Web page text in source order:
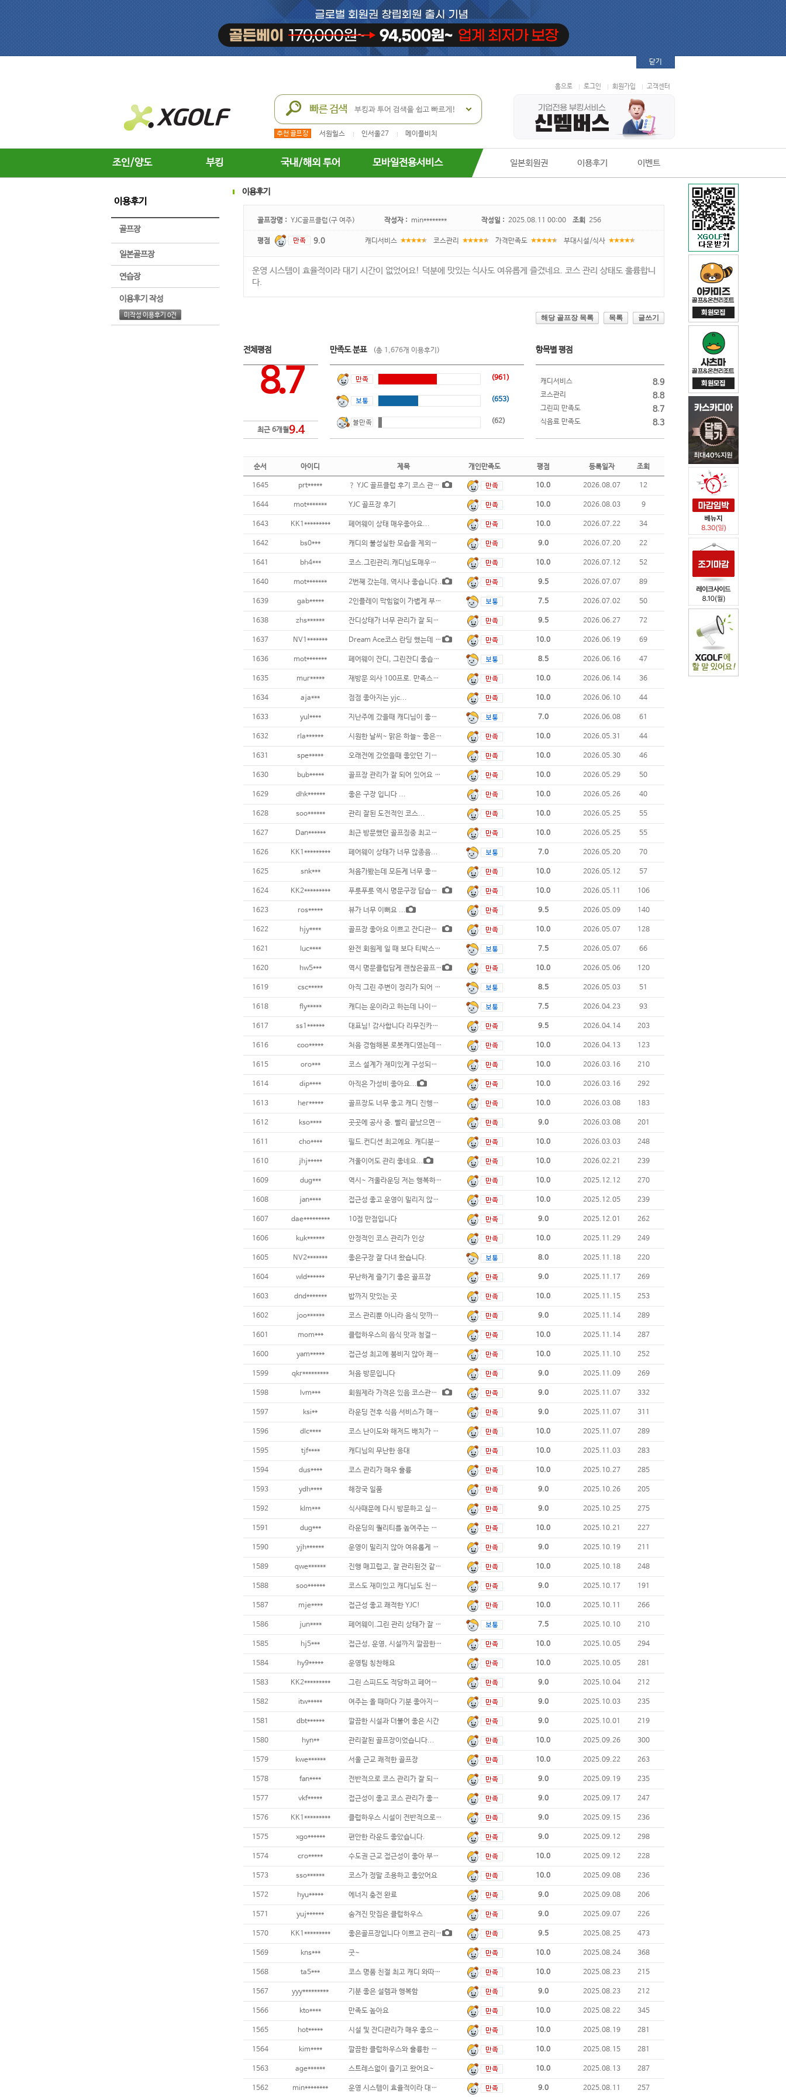
닫기
서원힐스 인서울27 메이플비치
홈으로 로그인 회원가입 고객센터
조인/양도 부킹 국내/해외 투어 모바일전용서비스 일본회원권 이용후기 이벤트
이용후기
골프장
일본골프장
연습장
이용후기 작성
미작성 이용후기 0건
이용후기
골프장명 : YJC골프클럽(구 여주) 작성자 : min******** 작성일 : 2025.08.11 00:00 조회 256
평점 9.0 캐디서비스 코스관리 가격만족도 부대시설/식사
운영 시스템이 효율적이라 대기 시간이 없었어요! 덕분에 맛있는 식사도 여유롭게 즐겼네요. 코스 관리 상태도 훌륭합니
다.
해당 골프장 목록 목록 글쓰기
전체평점
8.7
최근 6개월9.4
만족도 분표 (총 1,676개 이용후기)
(961)
(653)
(62)
항목별 평점
캐디서비스 8.9
코스관리 8.8
그린피 만족도 8.7
식음료 만족도 8.3
순서 아이디 제목 개인만족도 평점 등록일자 조회
1645 prt***** ？ YJC 골프클럽 후기 코스 관리가 깔끔 10.0 2026.08.07 12
1644 mot******* YJC 골프장 후기 10.0 2026.08.03 9
1643 KK1********* 페어웨이 상태 매우좋아요... 10.0 2026.07.22 34
1642 bs0*** 캐디의 불성실한 모습을 제외하고는 모든것이 9.0 2026.07.20 22
1641 bh4*** 코스.그린관리.캐디님도매우만족스러윘고 ㅎ그 10.0 2026.07.12 52
1640 mot******* 2번째 갔는데, 역시나 좋습니다.. 9.5 2026.07.07 89
1639 gab***** 2인플레이 막힘없이 가볍게 부담없이 치기 좋 7.5 2026.07.02 50
1638 zhs****** 잔디상태가 너무 관리가 잘 되어 있고 직원분 9.5 2026.06.27 72
1637 NV1******* Dream Ace코스 란딩 했는데 코스관리 10.0 2026.06.19 69
1636 mot******* 페어웨이 잔디, 그린잔디 좋습니다... 8.5 2026.06.16 47
1635 mur***** 재방문 의사 100프로. 만족스러운 라운딩이 10.0 2026.06.14 36
1634 aja*** 점점 좋아지는 yjc... 10.0 2026.06.10 44
1633 yul**** 지난주에 갔을때 캐디님이 좋으셔서 이번주에 7.0 2026.06.08 61
1632 rla****** 시원한 날씨~ 맑은 하늘~ 좋은 사람들~ 10.0 2026.05.31 44
1631 spe***** 오래전에 갔었을때 좋았던 기억이 있어 다시 10.0 2026.05.30 46
1630 bub***** 골프장 관리가 잘 되어 있어요 캐디님도 친 10.0 2026.05.29 50
1629 dhk****** 좋은 구장 입니다 ... 10.0 2026.05.26 40
1628 soo****** 관리 잘된 도전적인 코스... 10.0 2026.05.25 55
1627 Dan****** 최근 방문했던 골프징중 최고네요. 9홀 2인 10.0 2026.05.25 55
1626 KK1********* 페어웨이 상태가 너무 않종음... 7.0 2026.05.20 70
1625 snk*** 처음가봤는데 모든게 너무 좋아요. ... 10.0 2026.05.12 57
1624 KK2********* 푸릇푸릇 역시 명문구장 답습니다.케디분들도 10.0 2026.05.11 106
1623 ros***** 뷰가 너무 이뻐요 ... 9.5 2026.05.09 140
1622 hjy**** 골프장 좋아요 이쁘고 잔디관리 잘되있어요.. 10.0 2026.05.07 128
1621 luc**** 완전 회원제 일 때 보다 티박스, 페 7.5 2026.05.07 66
1620 hw5*** 역시 명문클럽답게 괜찮은골프장입니다... 10.0 2026.05.06 120
1619 csc***** 아직 그린 주변이 정리가 되어 있지 않아요. 8.5 2026.05.03 51
1618 fly***** 캐디는 운이라고 하는데 나이는 있지만 요령 7.5 2026.04.23 93
1617 ss1****** 대표님! 감사합니다 리무진카트... 9.5 2026.04.14 203
1616 coo***** 처음 경험해본 로봇캐디였는데 사용하는데 불편 10.0 2026.04.13 123
1615 oro*** 코스 설계가 재미있게 구성되어 있어요... 10.0 2026.03.16 210
1614 dip**** 아직은 가성비 좋아요... 10.0 2026.03.16 292
1613 her***** 골프장도 너무 좋고 캐디 진행도 원활했습니다 10.0 2026.03.08 183
1612 kso**** 곳곳에 공사 중. 빨리 끝났으면 좋겠다. 끝 9.0 2026.03.08 201
1611 cho**** 필드.컨디션 최고에요. 캐디분도 친절하시고 10.0 2026.03.03 248
1610 jhj***** 겨울이어도 관리 좋네요... 10.0 2026.02.21 239
1609 dug*** 역시~ 겨울라운딩 저는 행복하네요~... 10.0 2025.12.12 270
1608 jan**** 접근성 좋고 운영이 밀리지 않아 쾌적합니다 10.0 2025.12.05 239
1607 dae********* 10점 만점입니다 9.0 2025.12.01 262
1606 kuk****** 안정적인 코스 관리가 인상 10.0 2025.11.29 249
1605 NV2******* 좋은구장 잘 다녀 왔습니다. 8.0 2025.11.18 220
1604 wld****** 무난하게 즐기기 좋은 골프장 9.0 2025.11.17 269
1603 dnd******* 밥까지 맛있는 곳 10.0 2025.11.15 253
1602 joo****** 코스 관리뿐 아니라 음식 맛까지 완벽! 9.0 2025.11.14 289
1601 mom*** 클럽하우스의 음식 맛과 청결도 모두 최상 10.0 2025.11.14 287
1600 yam***** 접근성 최고에 붐비지 않아 쾌적한 라운드였습 10.0 2025.11.10 252
1599 qkr********* 처음 방문입니다 9.0 2025.11.09 269
1598 lvm*** 회원제라 가격은 있음 코스관리 잘되어있고 9.0 2025.11.07 332
1597 ksi** 라운딩 전후 식음 서비스가 매우 만족스러웠습 9.0 2025.11.07 311
1596 dlc**** 코스 난이도와 해저드 배치가 라운드를 재미있 10.0 2025.11.07 289
1595 tjf**** 캐디님의 무난한 응대 10.0 2025.11.03 283
1594 dus**** 코스 관리가 매우 훌륭 10.0 2025.10.27 285
1593 ydh**** 해장국 일품 9.0 2025.10.26 205
1592 klm*** 식사때문에 다시 방문하고 싶네요 9.0 2025.10.25 275
1591 dug*** 라운딩의 퀄리티를 높여주는 훌륭한 코스 관리 10.0 2025.10.21 227
1590 yjh****** 운영이 밀리지 않아 여유롭게 플레이할 수 있 9.0 2025.10.19 211
1589 qwe****** 진행 매끄럽고, 잘 관리된것 같아 즐 10.0 2025.10.18 248
1588 soo****** 코스도 재미있고 캐디님도 친절하고 다 좋았습 9.0 2025.10.17 191
1587 mje**** 접근성 좋고 쾌적한 YJC! 10.0 2025.10.11 266
1586 jun**** 페어웨이.그린 관리 상태가 잘 되어있어. 골 7.5 2025.10.10 210
1585 hj5*** 접근성, 운영, 시설까지 깔끔한 만능 골프장 10.0 2025.10.05 294
1584 hy9***** 운영팀 칭찬해요 10.0 2025.10.05 281
1583 KK2********* 그린 스피드도 적당하고 페어웨이 상태가 최상 9.0 2025.10.04 212
1582 itw***** 여주는 올 때마다 기분 좋아지는 곳이에요 9.0 2025.10.03 235
1581 dbt****** 깔끔한 시설과 더불어 좋은 시간 9.0 2025.10.01 219
1580 hyn** 관리잘된 골프장이었습니다... 10.0 2025.09.26 300
1579 kwe****** 서울 근교 쾌적한 골프장 10.0 2025.09.22 263
1578 fan**** 전반적으로 코스 관리가 잘 되어 있으나 6월 9.0 2025.09.19 235
1577 vkf***** 접근성이 좋고 코스 관리가 좋아요 9.0 2025.09.17 247
1576 KK1********* 클럽하우스 시설이 전반적으로 깨끗하고 예뻐요 9.0 2025.09.15 236
1575 xgo****** 편안한 라운드 좋았습니다. 9.0 2025.09.12 298
1574 cro***** 수도권 근교 접근성이 좋아 부담 없이 방문 10.0 2025.09.12 228
1573 sso****** 코스가 정말 조용하고 좋았어요 10.0 2025.09.08 236
1572 hyu***** 에너지 충전 완료 9.0 2025.09.08 206
1571 yuj****** 숨겨진 맛집은 클럽하우스 9.0 2025.09.07 226
1570 KK1********* 좋은골프장입니다 이쁘고 관리도 굿... 9.5 2025.08.25 473
1569 kns*** 굿~ 10.0 2025.08.24 368
1568 ta5*** 코스 명품 친절 최고 캐디 와따 다만 10.0 2025.08.23 215
1567 yyy********* 기분 좋은 설렘과 행복함 9.0 2025.08.23 212
1566 kto**** 만족도 높아요 10.0 2025.08.22 345
1565 hot***** 시설 및 잔디관리가 매우 좋으나, 안 10.0 2025.08.19 281
1564 kim**** 깔끔한 클럽하우스와 훌륭한 접근성 10.0 2025.08.15 281
1563 age****** 스트레스없이 즐기고 왔어요~ 10.0 2025.08.13 287
1562 min******** 운영 시스템이 효율적이라 대기 시간이 없었어 9.0 2025.08.11 257